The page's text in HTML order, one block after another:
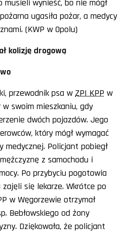
wynieść, bo nie mógł
ugasiła pożar, a medycy
(KWP w Opolu)
kolizję drogową
przewodnik psa w ZPI KPP w
w swoim mieszkaniu, gdy
dwóch pojazdów. Jego
który mógł wymagać
medycznej. Policjant pobiegł
z samochodu i
Po przybyciu pogotowia
się lekarze. Wkrótce po
w Węgorzewie otrzymał
Bebłowskiego od żony
Dziękowała, że policjant